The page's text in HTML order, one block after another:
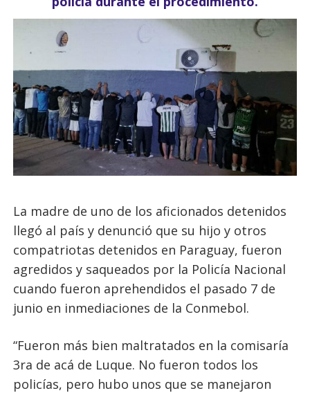
La madre de uno de los aficionados detenidos
llegó al país y denunció que su hijo y otros
compatriotas detenidos en Paraguay, fueron
agredidos y saqueados por la Policía Nacional
cuando fueron aprehendidos el pasado 7 de
junio en inmediaciones de la Conmebol.
“Fueron más bien maltratados en la comisaría
3ra de acá de Luque. No fueron todos los
policías, pero hubo unos que se manejaron